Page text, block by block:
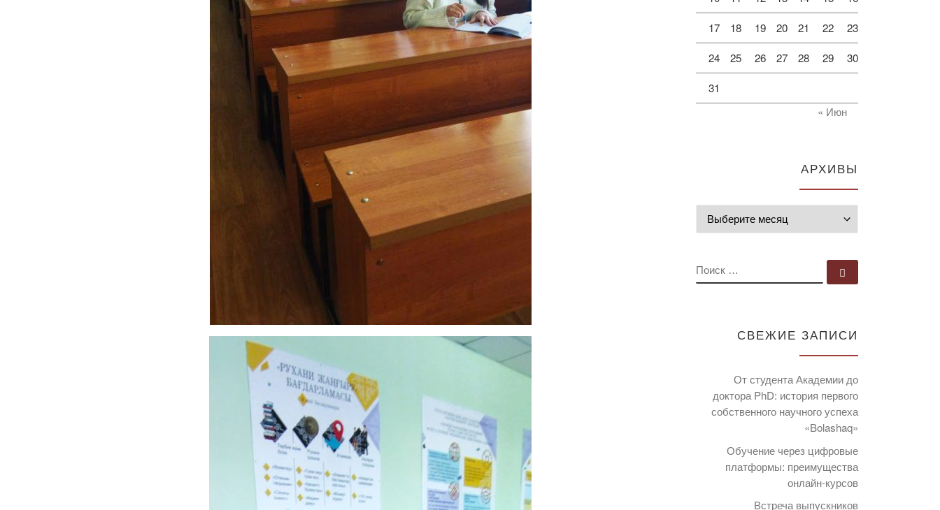
17 18 19 20 21 22 23
24 25 26 27 28 29 30
31
« Июн
АРХИВЫ
ПОИСК
СВЕЖИЕ ЗАПИСИ
От студента Академии до
доктора PhD: история первого
собственного научного успеха
«Bolashaq»
Обучение через цифровые
платформы: преимущества
онлайн-курсов
Встреча выпускников